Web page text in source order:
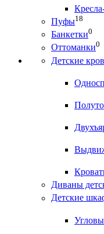
Пуфы18
Банкетки0
Оттоманки0
Детские
Диваны
Детские